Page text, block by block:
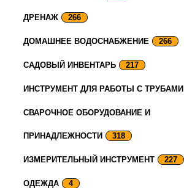
ДРЕНАЖ 266
ДОМАШНЕЕ ВОДОСНАБЖЕНИЕ 266
САДОВЫЙ ИНВЕНТАРЬ 217
ИНСТРУМЕНТ ДЛЯ РАБОТЫ С ТРУБАМИ
СВАРОЧНОЕ ОБОРУДОВАНИЕ И
ПРИНАДЛЕЖНОСТИ 318
ИЗМЕРИТЕЛЬНЫЙ ИНСТРУМЕНТ 227
ОДЕЖДА 4